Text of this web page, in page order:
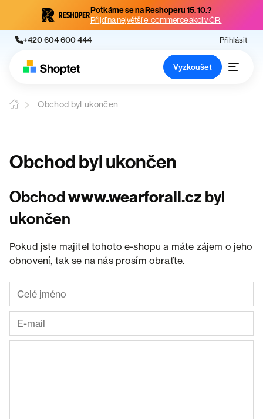
Potkáme se na Reshoperu 15. 10.?
Přijď na největší e-commerce akci v ČR.
+420 604 600 444 Přihlásit
Vyzkoušet
Obchod byl ukončen
Obchod byl ukončen
Obchodwww.wearforall.cz byl
ukončen
Pokud jste majitel tohoto e-shopu a máte zájem o jeho
obnovení, tak se na nás prosím obraťte.